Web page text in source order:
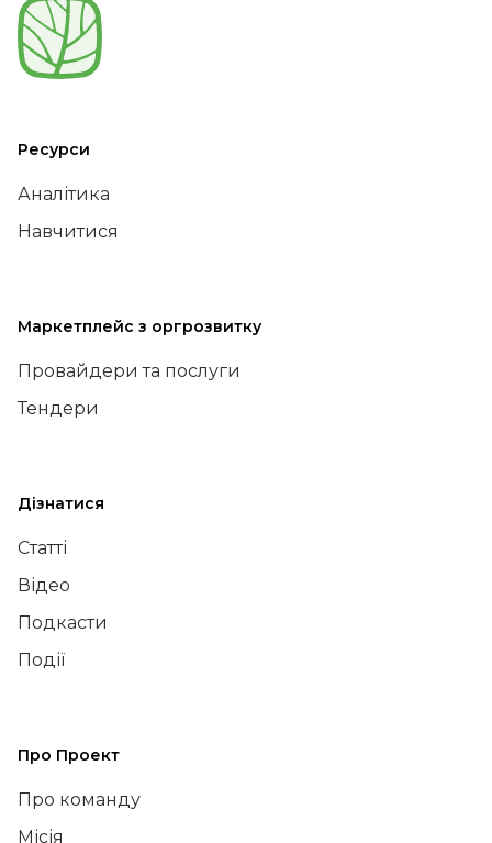
Ресурси
Аналітика
Навчитися
Маркетплейс з оргрозвитку
Провайдери та послуги
Тендери
Дізнатися
Статті
Відео
Подкасти
Події
Про Проект
Про команду
Місія